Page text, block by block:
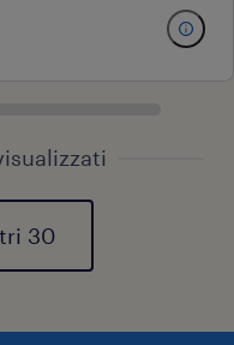
30